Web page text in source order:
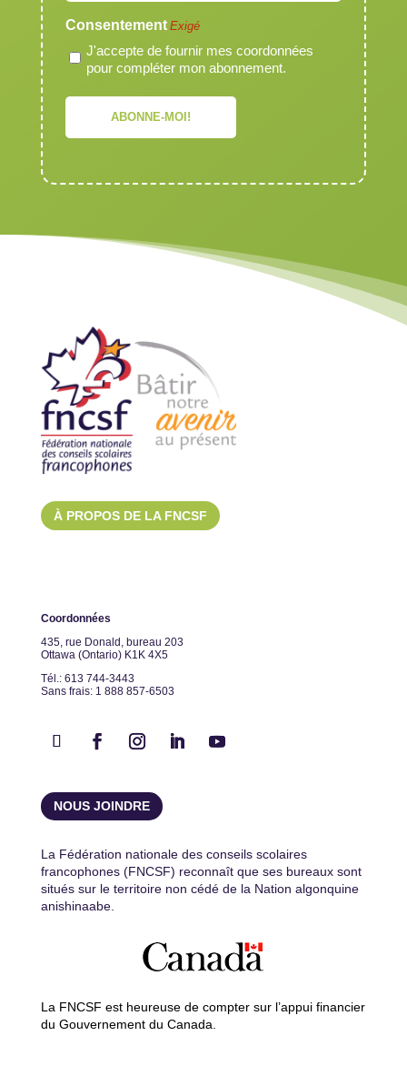
Consentement Exigé
J'accepte de fournir mes coordonnées
pour compléter mon abonnement.
À PROPOS DE LA FNCSF
Coordonnées
435, rue Donald, bureau 203
Ottawa (Ontario) K1K 4X5
Tél.: 613 744-3443
Sans frais: 1 888 857-6503
NOUS JOINDRE
La Fédération nationale des conseils scolaires
francophones (FNCSF) reconnaît que ses bureaux sont
situés sur le territoire non cédé de la Nation algonquine
anishinaabe.
La FNCSF est heureuse de compter sur l’appui financier
du Gouvernement du Canada.